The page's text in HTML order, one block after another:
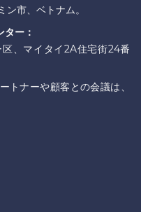
市、ベトナム。
ー：
、マイタイ2A住宅街24番
トナーや顧客との会議は、